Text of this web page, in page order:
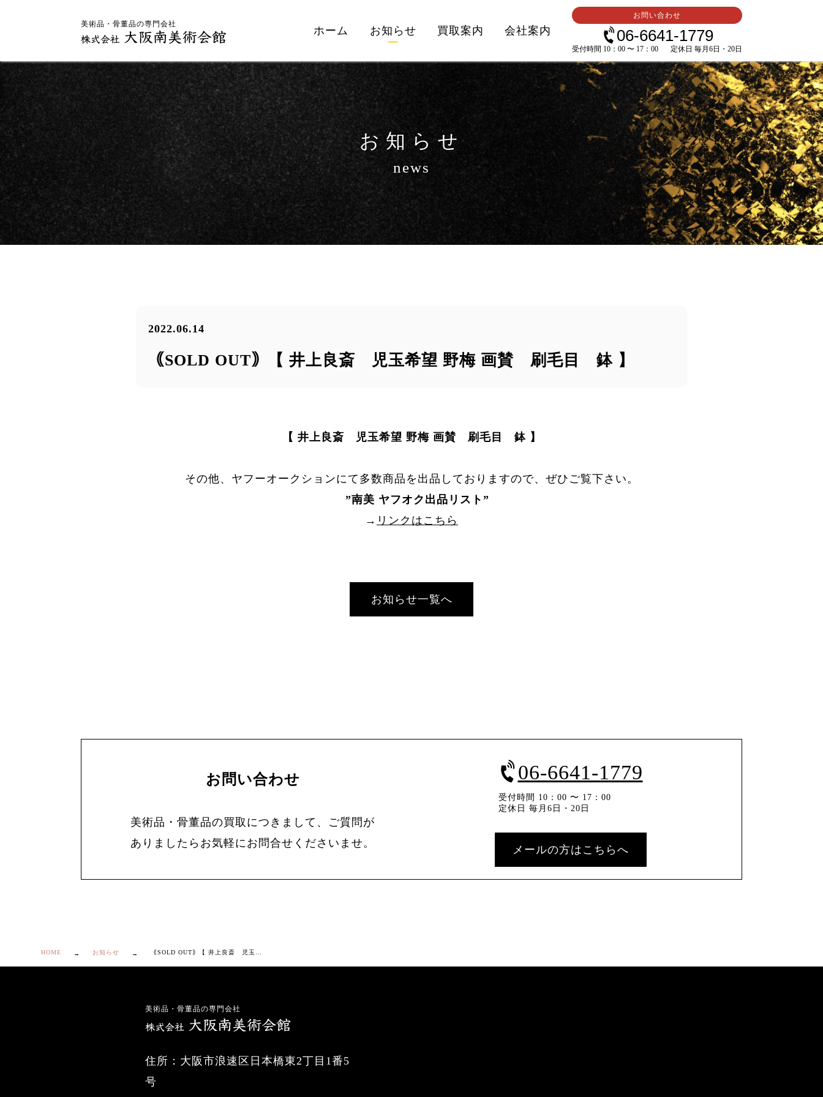
美術品・骨董品の専門会社
ホーム お知らせ 買取案内 会社案内
お問い合わせ
06-6641-1779
受付時間 10：00 〜 17：00 定休日 毎月6日・20日
お知らせ
news
2022.06.14
｟SOLD OUT｠【 井上良斎 児玉希望 野梅 画賛 刷毛目 鉢 】
【 井上良斎 児玉希望 野梅 画賛 刷毛目 鉢 】
その他、ヤフーオークションにて多数商品を出品しておりますので、ぜひご覧下さい。
”南美 ヤフオク出品リスト ”
→ リンクはこちら
お知らせ一覧へ
お問い合わせ
美術品・骨董品の買取につきまして、ご質問が
ありましたらお気軽にお問合せくださいませ。
06-6641-1779
受付時間 10：00 〜 17：00
定休日 毎月6日・20日
メールの方はこちらへ
HOME お知らせ
美術品・骨董品の専門会社
住所：大阪市浪速区日本橋東2丁目1番5
号